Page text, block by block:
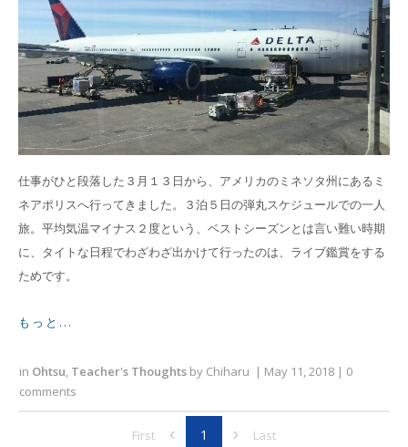
仕事がひと段落した３月１３日から、アメリカのミネソタ州にあるミ
ネアポリスへ行ってきました。３泊５日の弾丸スケジュールでの一人
旅。平均気温マイナス２度という、ベストシーズンとは言い難い時期
に、タイトな日程でわざわざ出かけて行ったのは、ライブ鑑賞をする
ためです。
もっと...
in Ohtsu, Teacher's Thoughts by Chiharu | May 11, 2018 | 0
comments
First 1 Last